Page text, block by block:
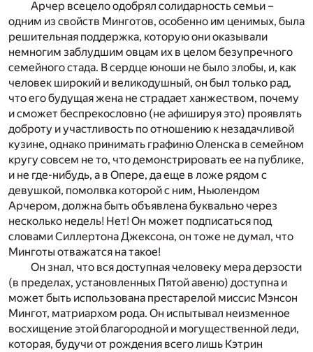
Арчер всецело одобрял солидарность семьи –
одним из свойств Минготов, особенно им ценимых, была
решительная поддержка, которую они оказывали
немногим заблудшим овцам их в целом безупречного
семейного стада. В сердце юноши не было злобы, и, как
человек широкий и великодушный, он был только рад,
что его будущая жена не страдает ханжеством, почему
и сможет беспрекословно (не афишируя это) проявлять
доброту и участливость по отношению к незадачливой
кузине, однако принимать графиню Оленска в семейном
кругу совсем не то, что демонстрировать ее на публике,
и не где-нибудь, а в Опере, да еще в ложе рядом с
девушкой, помолвка которой с ним, Ньюлендом
Арчером, должна быть объявлена буквально через
несколько недель! Нет! Он может подписаться под
словами Силлертона Джексона, он тоже не думал, что
Минготы отважатся на такое!
Он знал, что вся доступная человеку мера дерзости
(в пределах, установленных Пятой авеню) доступна и
может быть использована престарелой миссис Мэнсон
Мингот, матриархом рода. Он испытывал неизменное
восхищение этой благородной и могущественной леди,
которая, будучи от рождения всего лишь Кэтрин